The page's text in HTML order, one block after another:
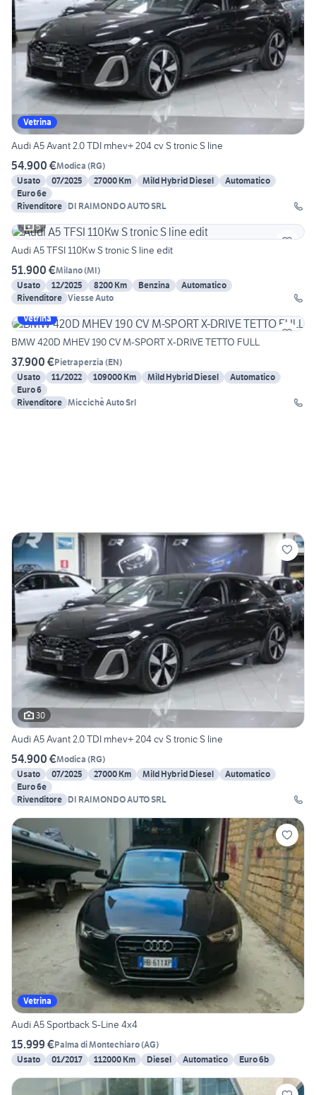
Vetrina
Audi A5 Avant 2.0 TDI mhev+ 204 cv S tronic S line
54.900 €Modica (RG)
Usato
07/2025 27000 Km Mild Hybrid Diesel
Automatico
Euro 6e
Rivenditore DI RAIMONDO AUTO SRL
5
Audi A5 TFSI 110Kw S tronic S line edit
51.900 €Milano(MI)
Usato
12/2025 8200 Km Benzina
Automatico
Rivenditore Viesse Auto
Vetrina
BMW 420D MHEV 190 CV M-SPORT X-DRIVE TETTO FULL
37.900 €Pietraperzia (EN)
Usato
11/2022 109000 Km Mild Hybrid Diesel
Automatico
Euro 6
Rivenditore Miccichè Auto Srl
30
Audi A5 Avant 2.0 TDI mhev+ 204 cv S tronic S line
54.900 €Modica (RG)
Usato
07/2025 27000 Km Mild Hybrid Diesel
Automatico
Euro 6e
Rivenditore DI RAIMONDO AUTO SRL
Vetrina
Audi A5 Sportback S-Line 4x4
15.999 €Palma di Montechiaro(AG)
Usato
01/2017 112000 Km Diesel Automatico Euro 6b